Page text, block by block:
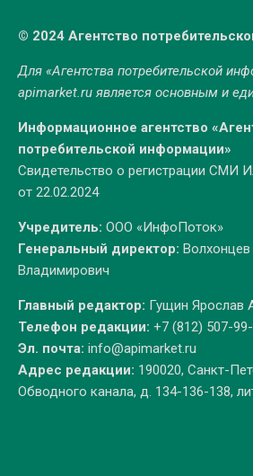
© 2024 Агентство
Для «Агентства потребительской
apimarket.ruявляется основным и
Информационное агентство
потребительской информации»
Свидетельство о регистрации
от 22.02.2024
Учредитель: ООО «ИнфоПоток»
Генеральный директор:
Владимирович
Главный редактор: Гущин Ярослав
Телефон редакции: +7 (812) 507-
Эл. почта: info@apimarket.ru
Адрес редакции: 190020, Санкт-
Обводного канала, д. 134-136-138,